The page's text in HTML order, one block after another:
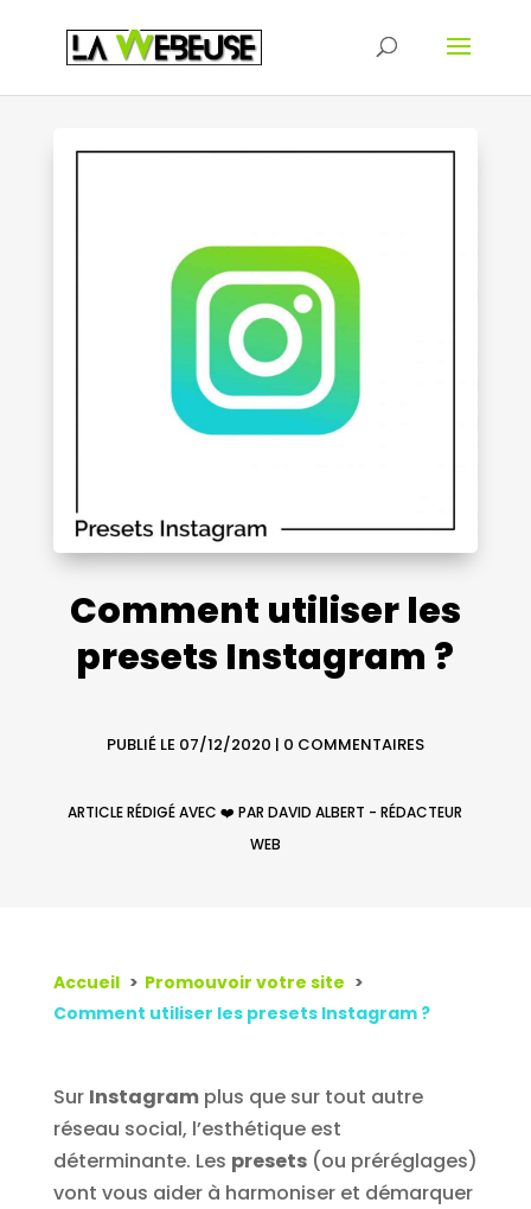
Comment utiliser les
presets Instagram ?
PUBLIÉ LE 07/12/2020 | 0 COMMENTAIRES
ARTICLE RÉDIGÉ AVEC ❤️ PAR DAVID ALBERT - RÉDACTEUR
WEB
Accueil
Promouvoir votre site
Comment utiliser les presets Instagram ?
Sur Instagramplus que sur tout autre
réseau social, l’esthétique est
déterminante. Les presets(ou préréglages)
vont vous aider à harmoniser et démarquer